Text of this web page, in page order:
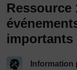
Ressource
importants